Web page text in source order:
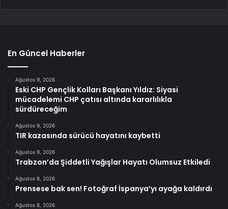
En Güncel Haberler
Ağustos 9, 2026
Eski CHP Gençlik Kolları Başkanı Yıldız: Siyasi
mücadelemi CHP çatısı altında kararlılıkla
sürdüreceğim
Ağustos 9, 2026
TIR kazasında sürücü hayatını kaybetti
Ağustos 9, 2026
Trabzon’da Şiddetli Yağışlar Hayatı Olumsuz Etkiledi
Ağustos 8, 2026
Prensese bak sen! Fotoğraf İspanya’yı ayağa kaldırdı
Ağustos 8, 2026